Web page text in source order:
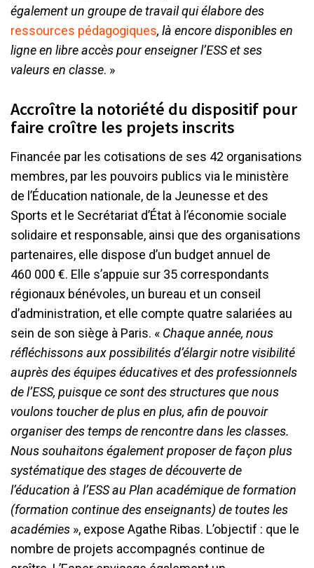
également un groupe de travail qui élabore des
ressources pédagogiques, là encore disponibles en
ligne en libre accès pour enseigner l’ESS et ses
valeurs en classe. »
Accroître la notoriété du dispositif pour
faire croître les projets inscrits
Financée par les cotisations de ses 42 organisations
membres, par les pouvoirs publics via le ministère
de l’Éducation nationale, de la Jeunesse et des
Sports et le Secrétariat d’État à l’économie sociale
solidaire et responsable, ainsi que des organisations
partenaires, elle dispose d’un budget annuel de
460 000 €. Elle s’appuie sur 35 correspondants
régionaux bénévoles, un bureau et un conseil
d’administration, et elle compte quatre salariées au
sein de son siège à Paris. « Chaque année, nous
réfléchissons aux possibilités d’élargir notre visibilité
auprès des équipes éducatives et des professionnels
de l’ESS, puisque ce sont des structures que nous
voulons toucher de plus en plus, afin de pouvoir
organiser des temps de rencontre dans les classes.
Nous souhaitons également proposer de façon plus
systématique des stages de découverte de
l’éducation à l’ESS au Plan académique de formation
(formation continue des enseignants) de toutes les
académies », expose Agathe Ribas. L’objectif : que le
nombre de projets accompagnés continue de